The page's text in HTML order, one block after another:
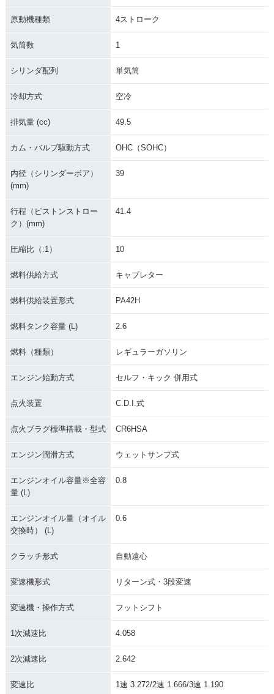
原動機種類 4ストローク
気筒数 1
シリンダ配列 単気筒
冷却方式 空冷
排気量 (cc) 49.5
カム・バルブ駆動方式 OHC（SOHC）
内径（シリンダーボア）
(mm)
39
行程（ピストンストロー
ク）(mm)
41.4
圧縮比（:1） 10
燃料供給方式 キャブレター
燃料供給装置形式 PA42H
燃料タンク容量 (L) 2.6
燃料（種類） レギュラーガソリン
エンジン始動方式 セルフ・キック 併用式
点火装置 C.D.I.式
点火プラグ標準搭載・型式 CR6HSA
エンジン潤滑方式 ウェットサンプ式
エンジンオイル容量※全容
量 (L)
0.8
エンジンオイル量（オイル
交換時） (L)
0.6
クラッチ形式 自動遠心
変速機形式 リターン式・3段変速
変速機・操作方式 フットシフト
1次減速比 4.058
2次減速比 2.642
変速比 1速 3.272/2速 1.666/3速 1.190